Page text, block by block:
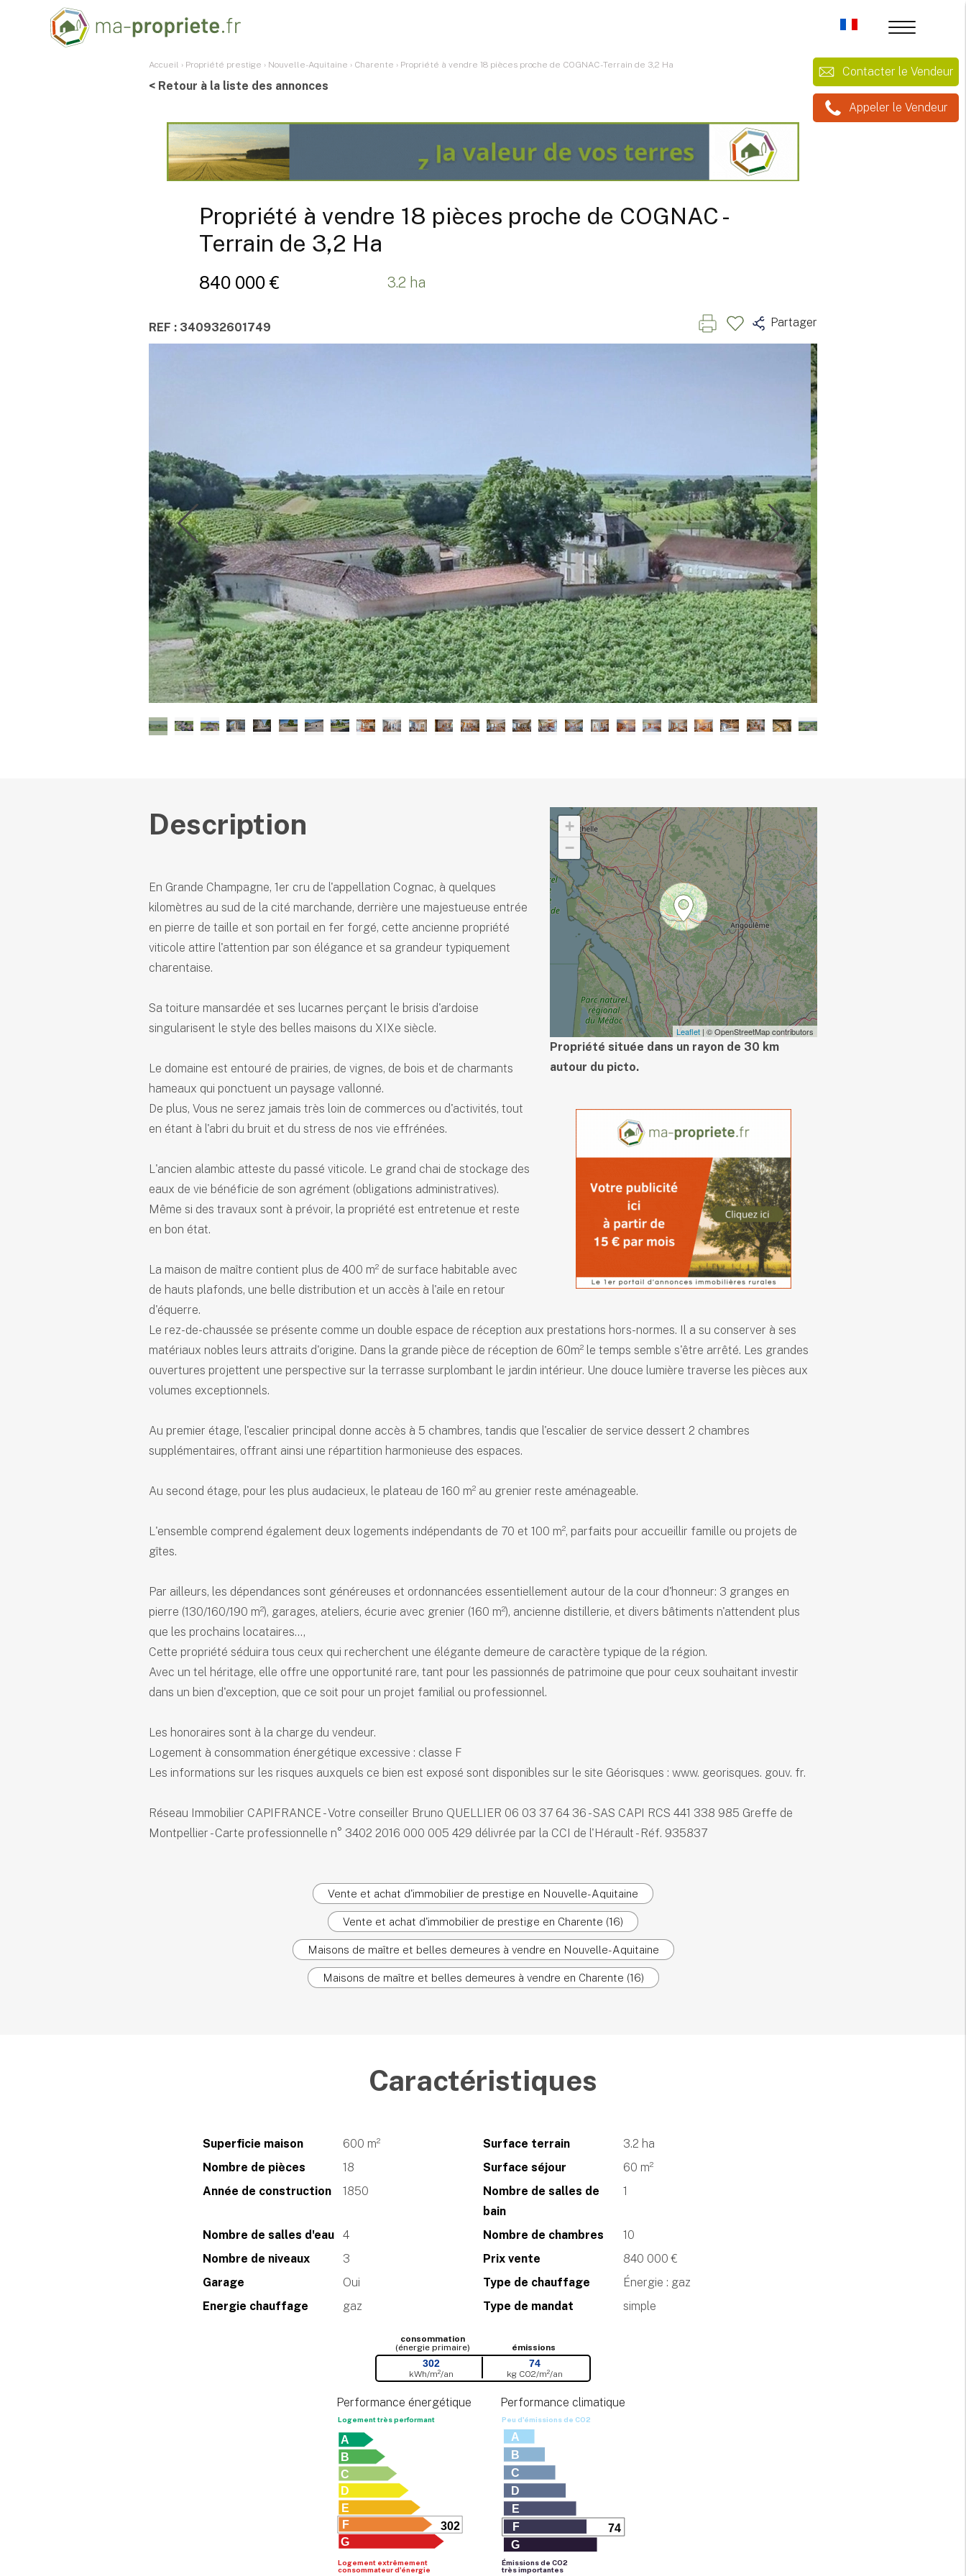
Contacter le Vendeur
Appeler le Vendeur
Accueil › Propriété prestige › Nouvelle-Aquitaine › Charente › Propriété à vendre 18 pièces proche de COGNAC - Terrain de 3,2 Ha
< Retour à la liste des annonces
Propriété à vendre 18 pièces proche de COGNAC -
Terrain de 3,2 Ha
840 000 € 3.2 ha
REF : 340932601749 Partager
+
−
Leaflet | © OpenStreetMap contributors
Propriété située dans un rayon de 30 km
autour du picto.
Description
En Grande Champagne, 1er cru de l'appellation Cognac, à quelques
kilomètres au sud de la cité marchande, derrière une majestueuse entrée
en pierre de taille et son portail en fer forgé, cette ancienne propriété
viticole attire l'attention par son élégance et sa grandeur typiquement
charentaise.
Sa toiture mansardée et ses lucarnes perçant le brisis d'ardoise
singularisent le style des belles maisons du XIXe siècle.
Le domaine est entouré de prairies, de vignes, de bois et de charmants
hameaux qui ponctuent un paysage vallonné.
De plus, Vous ne serez jamais très loin de commerces ou d'activités, tout
en étant à l'abri du bruit et du stress de nos vie effrénées.
L'ancien alambic atteste du passé viticole. Le grand chai de stockage des
eaux de vie bénéficie de son agrément (obligations administratives).
Même si des travaux sont à prévoir, la propriété est entretenue et reste
en bon état.
La maison de maître contient plus de 400 m² de surface habitable avec
de hauts plafonds, une belle distribution et un accès à l'aile en retour
d'équerre.
Le rez-de-chaussée se présente comme un double espace de réception aux prestations hors-normes. Il a su conserver à ses
matériaux nobles leurs attraits d'origine. Dans la grande pièce de réception de 60m² le temps semble s'être arrêté. Les grandes
ouvertures projettent une perspective sur la terrasse surplombant le jardin intérieur. Une douce lumière traverse les pièces aux
volumes exceptionnels.
Au premier étage, l'escalier principal donne accès à 5 chambres, tandis que l'escalier de service dessert 2 chambres
supplémentaires, offrant ainsi une répartition harmonieuse des espaces.
Au second étage, pour les plus audacieux, le plateau de 160 m² au grenier reste aménageable.
L'ensemble comprend également deux logements indépendants de 70 et 100 m², parfaits pour accueillir famille ou projets de
gîtes.
Par ailleurs, les dépendances sont généreuses et ordonnancées essentiellement autour de la cour d'honneur: 3 granges en
pierre (130/160/190 m²), garages, ateliers, écurie avec grenier (160 m²), ancienne distillerie, et divers bâtiments n'attendent plus
que les prochains locataires…,
Cette propriété séduira tous ceux qui recherchent une élégante demeure de caractère typique de la région.
Avec un tel héritage, elle offre une opportunité rare, tant pour les passionnés de patrimoine que pour ceux souhaitant investir
dans un bien d'exception, que ce soit pour un projet familial ou professionnel.
Les honoraires sont à la charge du vendeur.
Logement à consommation énergétique excessive : classe F
Les informations sur les risques auxquels ce bien est exposé sont disponibles sur le site Géorisques : www. georisques. gouv. fr.
Réseau Immobilier CAPIFRANCE - Votre conseiller Bruno QUELLIER 06 03 37 64 36 - SAS CAPI RCS 441 338 985 Greffe de
Montpellier - Carte professionnelle n° 3402 2016 000 005 429 délivrée par la CCI de l'Hérault - Réf. 935837
Vente et achat d'immobilier de prestige en Nouvelle-Aquitaine
Vente et achat d'immobilier de prestige en Charente (16)
Maisons de maître et belles demeures à vendre en Nouvelle-Aquitaine
Maisons de maître et belles demeures à vendre en Charente (16)
Caractéristiques
Superficie maison 600 m² Surface terrain
3.2 ha
Nombre de pièces
18 Surface séjour
60 m²
Année de construction
1850
Nombre de salles de
bain
1
Nombre de salles d'eau 4 Nombre de chambres
10
Nombre de niveaux
3 Prix vente
840 000 €
Garage
Oui Type de chauffage
Énergie : gaz
Energie chauffage
gaz Type de mandat simple
consommation
(énergie primaire)
émissions
302
kWh/m²/an
74
kg CO2/m²/an
Performance énergétique
Logement très performant
A
B
C
D
E
302
F
G
Logement extrêmement
consommateur d'énergie
Performance climatique
Peu d'émissions de CO2
A
B
C
D
E
74
F
G
Émissions de CO2
très importantes